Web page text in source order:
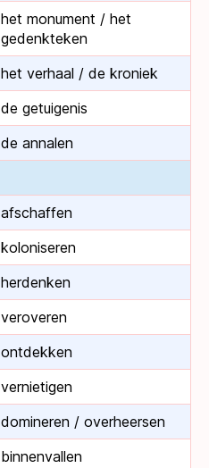
het monument / het
gedenkteken
het verhaal / de kroniek
de getuigenis
de annalen
afschaffen
koloniseren
herdenken
veroveren
ontdekken
vernietigen
domineren / overheersen
binnenvallen